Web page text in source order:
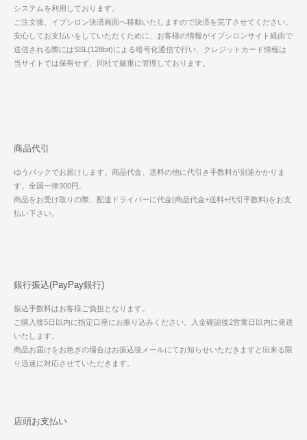
システムを利用しております。
ご注文後、イプシロン決済画面へ移動いたしますので決済を完了させてください。
安心してお支払いをしていただくために、お客様の情報がイプシロンサイト経由で
送信される際にはSSL(128bit)による暗号化通信で行い、クレジットカード情報は
当サイトでは保有せず、同社で厳重に管理しております。
商品代引
ゆうパックでお届けします。商品代金、送料の他に代引き手数料が別途かかりま
す。全国一律300円。
商品をお受け取りの際、配達ドライバーに代金(商品代金+送料+代引手数料)をお支
払い下さい。
銀行振込(PayPay銀行)
振込手数料はお客様ご負担となります。
ご購入後5日以内に指定口座にお振り込みください。入金確認後2営業日以内に発送
いたします。
商品お届けをお急ぎの場合はお振込後メールにてお知らせいただきますと出来る限
り迅速に対応させていただきます。
店頭お支払い